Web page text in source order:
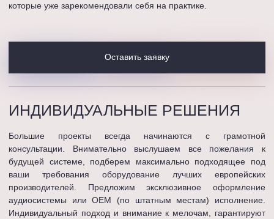
которые уже зарекомендовали себя на практике.
Оставить заявку
ИНДИВИДУАЛЬНЫЕ РЕШЕНИЯ
Большие проекты всегда начинаются с грамотной
консультации. Внимательно выслушаем все пожелания к
будущей системе, подберем максимально подходящее под
ваши требования оборудование лучших европейских
производителей. Предложим эксклюзивное оформление
аудиосистемы или OEM (по штатным местам) исполнение.
Индивидуальный подход и внимание к мелочам, гарантируют